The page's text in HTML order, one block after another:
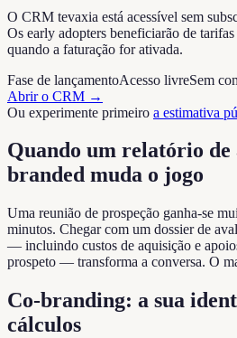
O CRM tevaxia está acessível sem
Os early adopters beneficiarão de
quando a faturação for ativada.
Fase de lançamentoAcesso livreSem
Abrir o CRM →
Ou experimente primeiro a estimativa
Quando um relatório de
branded muda o jogo
Uma reunião de prospeção ganha-se
minutos. Chegar com um dossier de
— incluindo custos de aquisição e
prospeto — transforma a conversa. O
Co-branding: a sua
cálculos